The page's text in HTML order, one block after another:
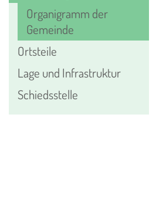
Organigramm der
Gemeinde
Ortsteile
Lage und Infrastruktur
Schiedsstelle